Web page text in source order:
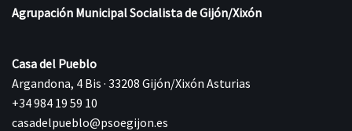
Agrupación Municipal Socialista de Gijón/Xixón
Casa del Pueblo
Argandona, 4 Bis · 33208 Gijón/Xixón Asturias
+34 984 19 59 10
casadelpueblo@psoegijon.es